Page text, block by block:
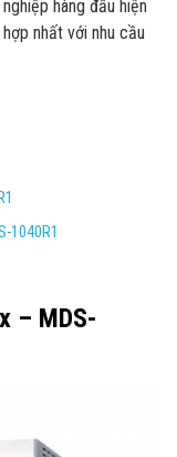
hàng đầu hiện
nhất với nhu cầu
1040R1
– MDS-